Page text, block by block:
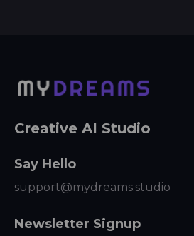
Creative AI Studio
Say Hello
support@mydreams.studio
Newsletter Signup